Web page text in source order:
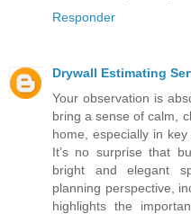
Responder
Drywall Estimating
Your observation is
bring a sense of calm,
home, especially in
It’s no surprise that
bright and elegant
planning perspective,
highlights the